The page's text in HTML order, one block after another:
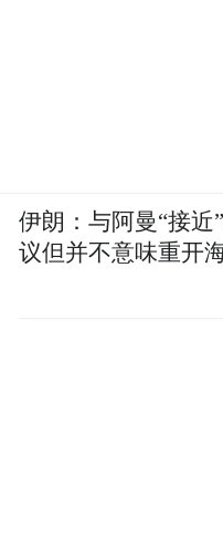
伊朗：与阿曼“接近
议但并不意味重开